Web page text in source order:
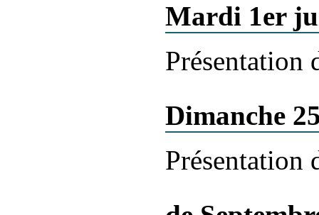
Mardi 1er
Présentation
Dimanche
Présentation